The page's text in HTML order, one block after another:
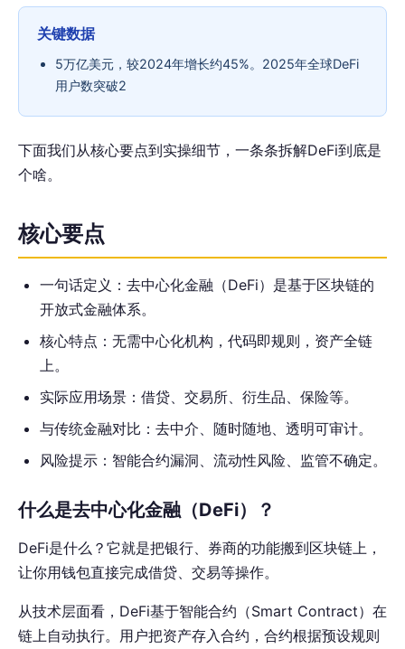
关键数据
5万亿美元，较2024年增长约45%。2025年全球DeFi
用户数突破2
下面我们从核心要点到实操细节，一条条拆解DeFi到底是
个啥。
核心要点
一句话定义：去中心化金融（DeFi）是基于区块链的
开放式金融体系。
核心特点：无需中心化机构，代码即规则，资产全链
上。
实际应用场景：借贷、交易所、衍生品、保险等。
与传统金融对比：去中介、随时随地、透明可审计。
风险提示：智能合约漏洞、流动性风险、监管不确定。
什么是去中心化金融（DeFi）？
DeFi是什么？它就是把银行、券商的功能搬到区块链上，
让你用钱包直接完成借贷、交易等操作。
从技术层面看，DeFi基于智能合约（Smart Contract）在
链上自动执行。用户把资产存入合约，合约根据预设规则